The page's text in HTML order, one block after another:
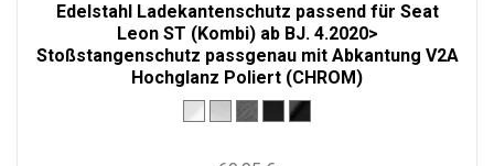
Edelstahl Ladekantenschutz passend für Seat
Leon ST (Kombi) ab BJ. 4.2020>
Stoßstangenschutz passgenau mit Abkantung V2A
Hochglanz Poliert (CHROM)